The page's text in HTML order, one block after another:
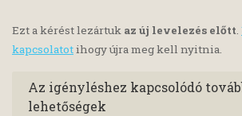
Ezt a kérést lezártuk az új levelezés előtt.
kapcsolatotihogy újra meg kell nyitnia.
Az igényléshez kapcsolódó
lehetőségek